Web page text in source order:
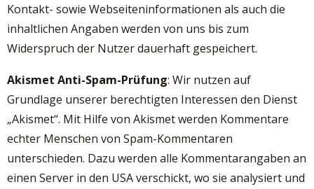
Kontakt- sowie Webseiteninformationen als auch die
inhaltlichen Angaben werden von uns bis zum
Widerspruch der Nutzer dauerhaft gespeichert.
Akismet Anti-Spam-Prüfung: Wir nutzen auf
Grundlage unserer berechtigten Interessen den Dienst
„Akismet“. Mit Hilfe von Akismet werden Kommentare
echter Menschen von Spam-Kommentaren
unterschieden. Dazu werden alle Kommentarangaben an
einen Server in den USA verschickt, wo sie analysiert und